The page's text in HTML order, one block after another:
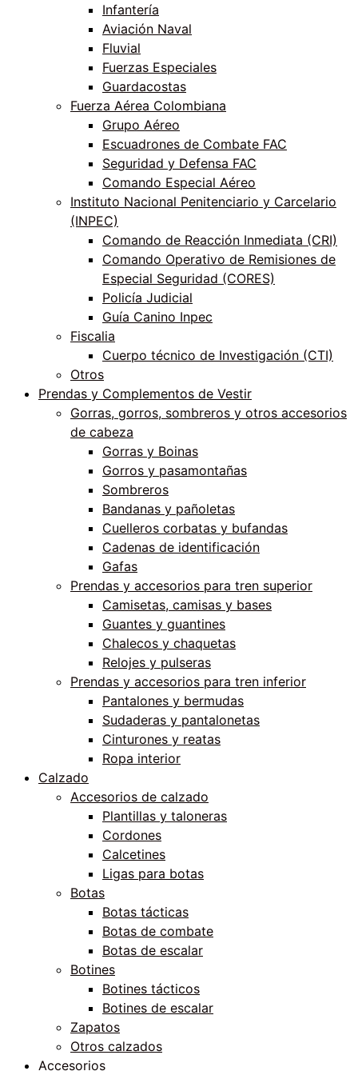
Infantería
Aviación Naval
Fluvial
Fuerzas Especiales
Guardacostas
Fuerza Aérea Colombiana
Grupo Aéreo
Escuadrones de Combate FAC
Seguridad y Defensa FAC
Comando Especial Aéreo
Instituto Nacional Penitenciario y Carcelario
(INPEC)
Comando de Reacción Inmediata (CRI)
Comando Operativo de Remisiones de
Especial Seguridad (CORES)
Policía Judicial
Guía Canino Inpec
Fiscalia
Cuerpo técnico de Investigación (CTI)
Otros
Prendas y Complementos de Vestir
Gorras, gorros, sombreros y otros accesorios
de cabeza
Gorras y Boinas
Gorros y pasamontañas
Sombreros
Bandanas y pañoletas
Cuelleros corbatas y bufandas
Cadenas de identificación
Gafas
Prendas y accesorios para tren superior
Camisetas, camisas y bases
Guantes y guantines
Chalecos y chaquetas
Relojes y pulseras
Prendas y accesorios para tren inferior
Pantalones y bermudas
Sudaderas y pantalonetas
Cinturones y reatas
Ropa interior
Calzado
Accesorios de calzado
Plantillas y taloneras
Cordones
Calcetines
Ligas para botas
Botas
Botas tácticas
Botas de combate
Botas de escalar
Botines
Botines tácticos
Botines de escalar
Zapatos
Otros calzados
Accesorios